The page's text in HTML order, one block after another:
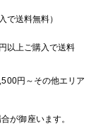
で送料無料）
以上ご購入で送料
円～その他エリア
が御座います。